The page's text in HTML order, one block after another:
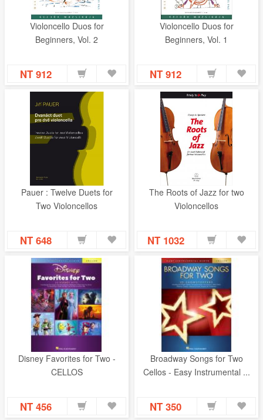
中國民樂
Violoncello Duos for
Beginners, Vol. 2
NT 912
Violoncello Duos for
Beginners, Vol. 1
NT 912
Pauer : Twelve Duets for
Two Violoncellos
NT 648
The Roots of Jazz for two
Violoncellos
NT 1032
Disney Favorites for Two -
CELLOS
NT 456
Broadway Songs for Two
Cellos - Easy Instrumental ...
NT 350